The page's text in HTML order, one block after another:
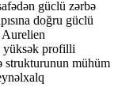
güclü zərbə
doğru güclü
Aurelien
yüksək profilli
strukturunun mühüm